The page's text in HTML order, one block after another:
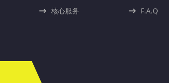
核心服务
F.A.Q